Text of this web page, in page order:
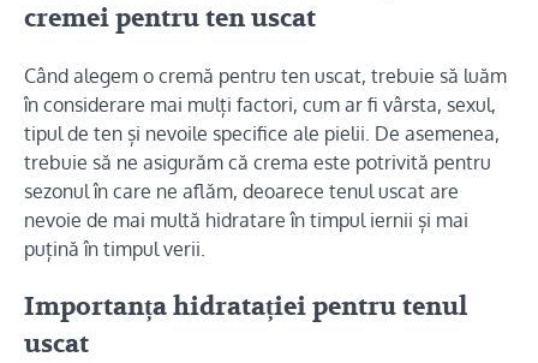
cremei pentru ten uscat
Când alegem o cremă pentru ten uscat, trebuie să luăm
în considerare mai mulți factori, cum ar fi vârsta, sexul,
tipul de ten și nevoile specifice ale pielii. De asemenea,
trebuie să ne asigurăm că crema este potrivită pentru
sezonul în care ne aflăm, deoarece tenul uscat are
nevoie de mai multă hidratare în timpul iernii și mai
puțină în timpul verii.
Importanța hidratației pentru tenul
uscat